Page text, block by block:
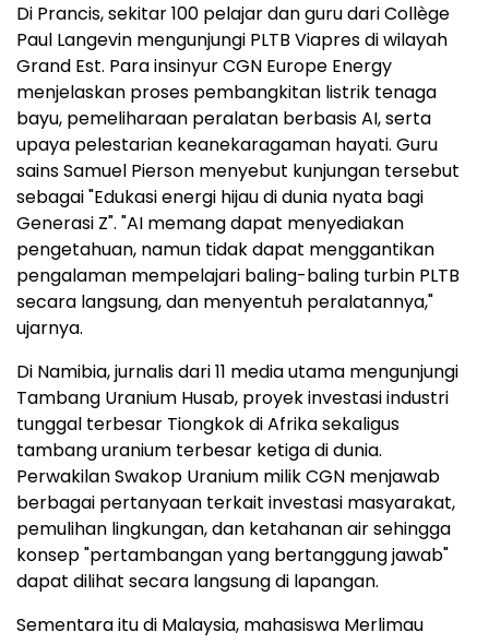
Di Prancis, sekitar 100 pelajar dan guru dari Collège
Paul Langevin mengunjungi PLTB Viapres di wilayah
Grand Est. Para insinyur CGN Europe Energy
menjelaskan proses pembangkitan listrik tenaga
bayu, pemeliharaan peralatan berbasis AI, serta
upaya pelestarian keanekaragaman hayati. Guru
sains Samuel Pierson menyebut kunjungan tersebut
sebagai "Edukasi energi hijau di dunia nyata bagi
Generasi Z". "AI memang dapat menyediakan
pengetahuan, namun tidak dapat menggantikan
pengalaman mempelajari baling-baling turbin PLTB
secara langsung, dan menyentuh peralatannya,"
ujarnya.
Di Namibia, jurnalis dari 11 media utama mengunjungi
Tambang Uranium Husab, proyek investasi industri
tunggal terbesar Tiongkok di Afrika sekaligus
tambang uranium terbesar ketiga di dunia.
Perwakilan Swakop Uranium milik CGN menjawab
berbagai pertanyaan terkait investasi masyarakat,
pemulihan lingkungan, dan ketahanan air sehingga
konsep "pertambangan yang bertanggung jawab"
dapat dilihat secara langsung di lapangan.
Sementara itu di Malaysia, mahasiswa Merlimau